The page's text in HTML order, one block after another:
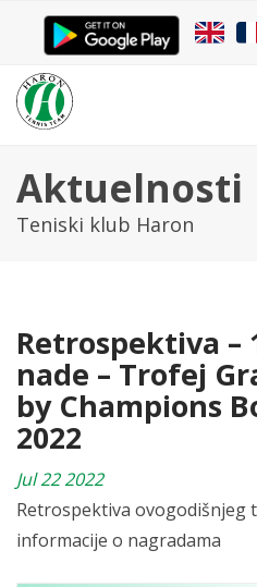
Aktuelnosti
Teniski klub Haron
Retrospektiva –
nade – Trofej
by Champions
2022
Jul 22 2022
Retrospektiva ovogodišnjeg
informacije o nagradama